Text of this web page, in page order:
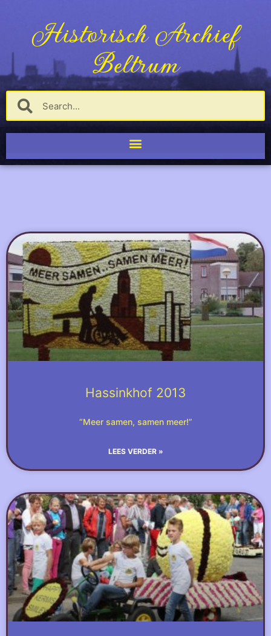
Historisch Archief
Beltrum
Hassinkhof 2013
“Meer samen, samen meer!”
LEES VERDER »